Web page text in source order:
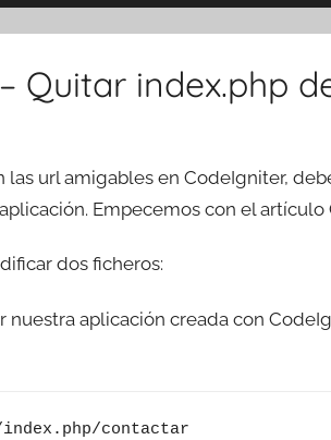
Quitar index.php
las url amigables en CodeIgniter,
Empecemos con el
dos ficheros:
nuestra aplicación creada con
index.php/contactar